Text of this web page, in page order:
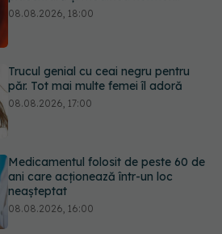
Trucul genial cu ceai negru pentru
păr. Tot mai multe femei îl adoră
Medicamentul folosit de peste 60 de
Transpirații nocturne: semnul ignorat
care poate ascunde probleme
serioase de sănătate